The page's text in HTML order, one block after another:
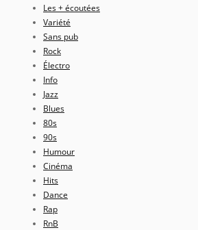
Les + écoutées
Variété
Sans pub
Rock
Électro
Info
Jazz
Blues
80s
90s
Humour
Cinéma
Hits
Dance
Rap
RnB